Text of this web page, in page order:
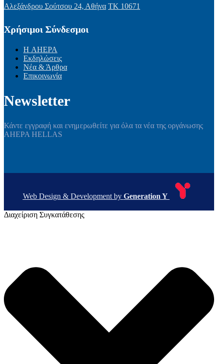
Αλεξάνδρου Σούτσου 24, Αθήνα ΤΚ 10671
Χρήσιμοι Σύνδεσμοι
Η AHEPA
Εκδηλώσεις
Νέα & Άρθρα
Επικοινωνία
Newsletter
Κάντε εγγραφή και ενημερωθείτε για όλα τα νέα της οργάνωσης
AHEPA HELLAS
Web Design & Development by Generation Y
Διαχείριση Συγκατάθεσης